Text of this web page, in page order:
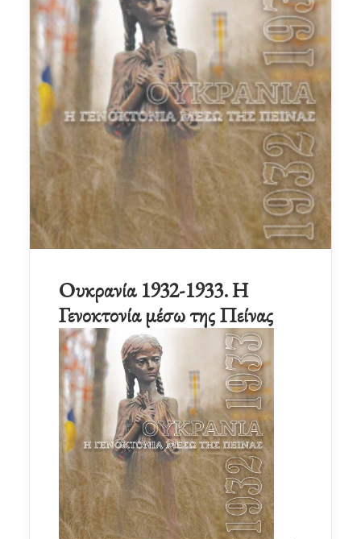
Ουκρανία 1932-1933. Η
Γενοκτονία μέσω της Πείνας